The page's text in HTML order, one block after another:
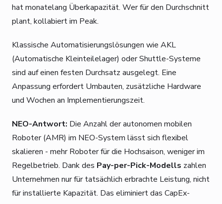
hat monatelang Überkapazität. Wer für den Durchschnitt
plant, kollabiert im Peak.
Klassische Automatisierungslösungen wie AKL
(Automatische Kleinteilelager) oder Shuttle-Systeme
sind auf einen festen Durchsatz ausgelegt. Eine
Anpassung erfordert Umbauten, zusätzliche Hardware
und Wochen an Implementierungszeit.
NEO-Antwort: Die Anzahl der autonomen mobilen
Roboter (AMR) im NEO-System lässt sich flexibel
skalieren - mehr Roboter für die Hochsaison, weniger im
Regelbetrieb. Dank des Pay-per-Pick-Modells zahlen
Unternehmen nur für tatsächlich erbrachte Leistung, nicht
für installierte Kapazität. Das eliminiert das CapEx-